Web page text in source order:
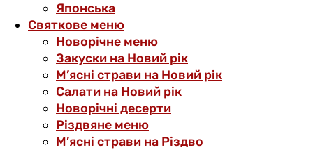
Японська
Святкове меню
Новорічне меню
Закуски на Новий рік
М’ясні страви на Новий рік
Салати на Новий рік
Новорічні десерти
Різдвяне меню
М’ясні страви на Різдво